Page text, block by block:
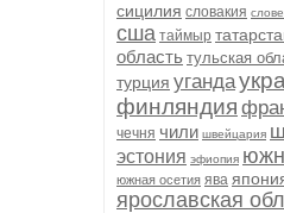
сицилия словакия
сша таймыр
область тульская
турция уганда
финляндия
чечня чили швейцария
эстония эфиопия
южная осетия ява
ярославская